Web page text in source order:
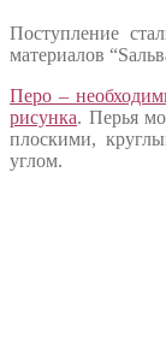
Поступление
материалов
Перо –
рисунка. Перья
плоскими,
углом.